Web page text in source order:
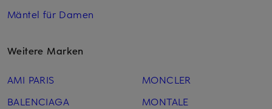
Mäntel für Damen
Weitere Marken
AMI PARIS
BALENCIAGA
MONCLER
MONTALE